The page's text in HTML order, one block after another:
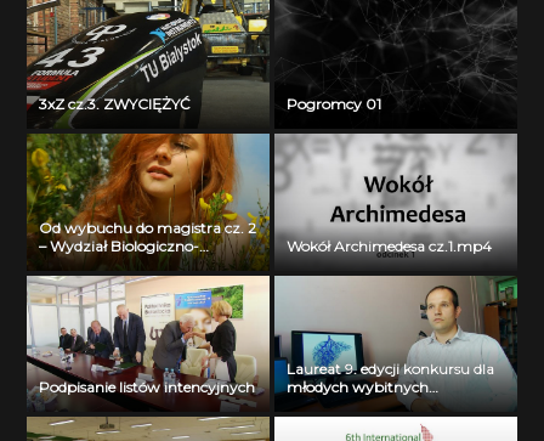
3xZ cz.3. ZWYCIĘŻYĆ Pogromcy 01
Od wybuchu do magistra cz. 2
– Wydział Biologiczno-
Chemiczny Uniwersytetu w
Białymstoku
Wokół Archimedesa cz.1.mp4
Podpisanie listów intencyjnych
Laureat 9. edycji konkursu dla
młodych wybitnych
naukowców- dr inż. Krzysztof